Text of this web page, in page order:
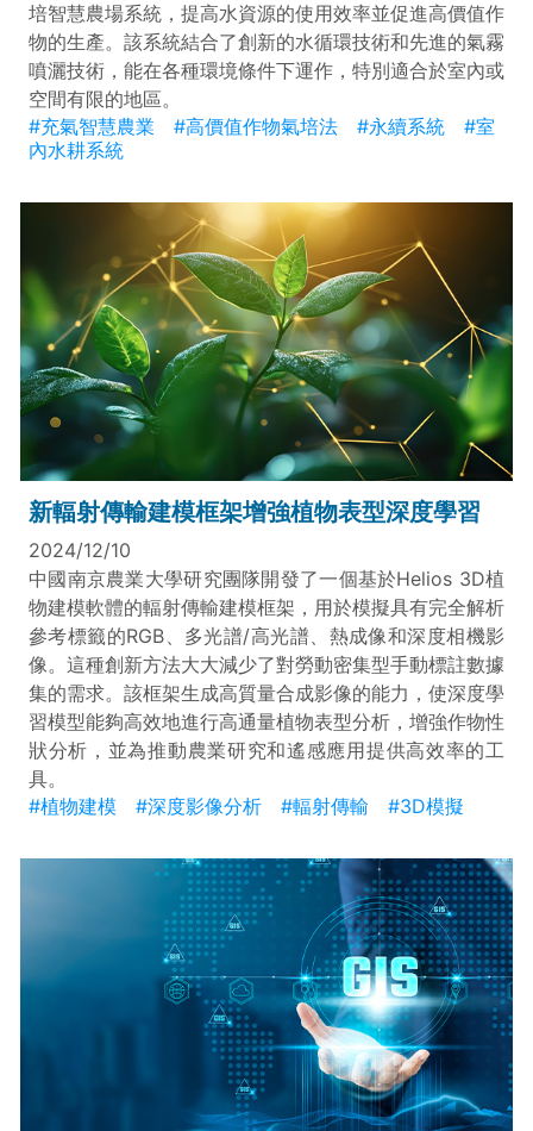
培智慧農場系統，提高水資源的使用效率並促進高價值作
物的生產。該系統結合了創新的水循環技術和先進的氣霧
噴灑技術，能在各種環境條件下運作，特別適合於室內或
空間有限的地區。
#充氣智慧農業
#高價值作物氣培法 #永續系統
#室
內水耕系統
新輻射傳輸建模框架增強植物表型深度學習
2024/12/10
中國南京農業大學研究團隊開發了一個基於Helios 3D植
物建模軟體的輻射傳輸建模框架，用於模擬具有完全解析
參考標籤的RGB、多光譜/高光譜、熱成像和深度相機影
像。這種創新方法大大減少了對勞動密集型手動標註數據
集的需求。該框架生成高質量合成影像的能力，使深度學
習模型能夠高效地進行高通量植物表型分析，增強作物性
狀分析，並為推動農業研究和遙感應用提供高效率的工
具。
#植物建模
#深度影像分析 #輻射傳輸 #3D模擬